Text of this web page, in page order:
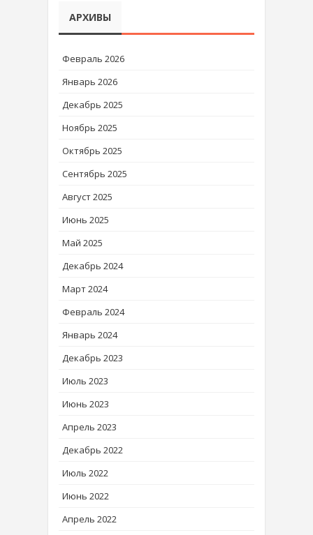
АРХИВЫ
Февраль 2026
Январь 2026
Декабрь 2025
Ноябрь 2025
Октябрь 2025
Сентябрь 2025
Август 2025
Июнь 2025
Май 2025
Декабрь 2024
Март 2024
Февраль 2024
Январь 2024
Декабрь 2023
Июль 2023
Июнь 2023
Апрель 2023
Декабрь 2022
Июль 2022
Июнь 2022
Апрель 2022